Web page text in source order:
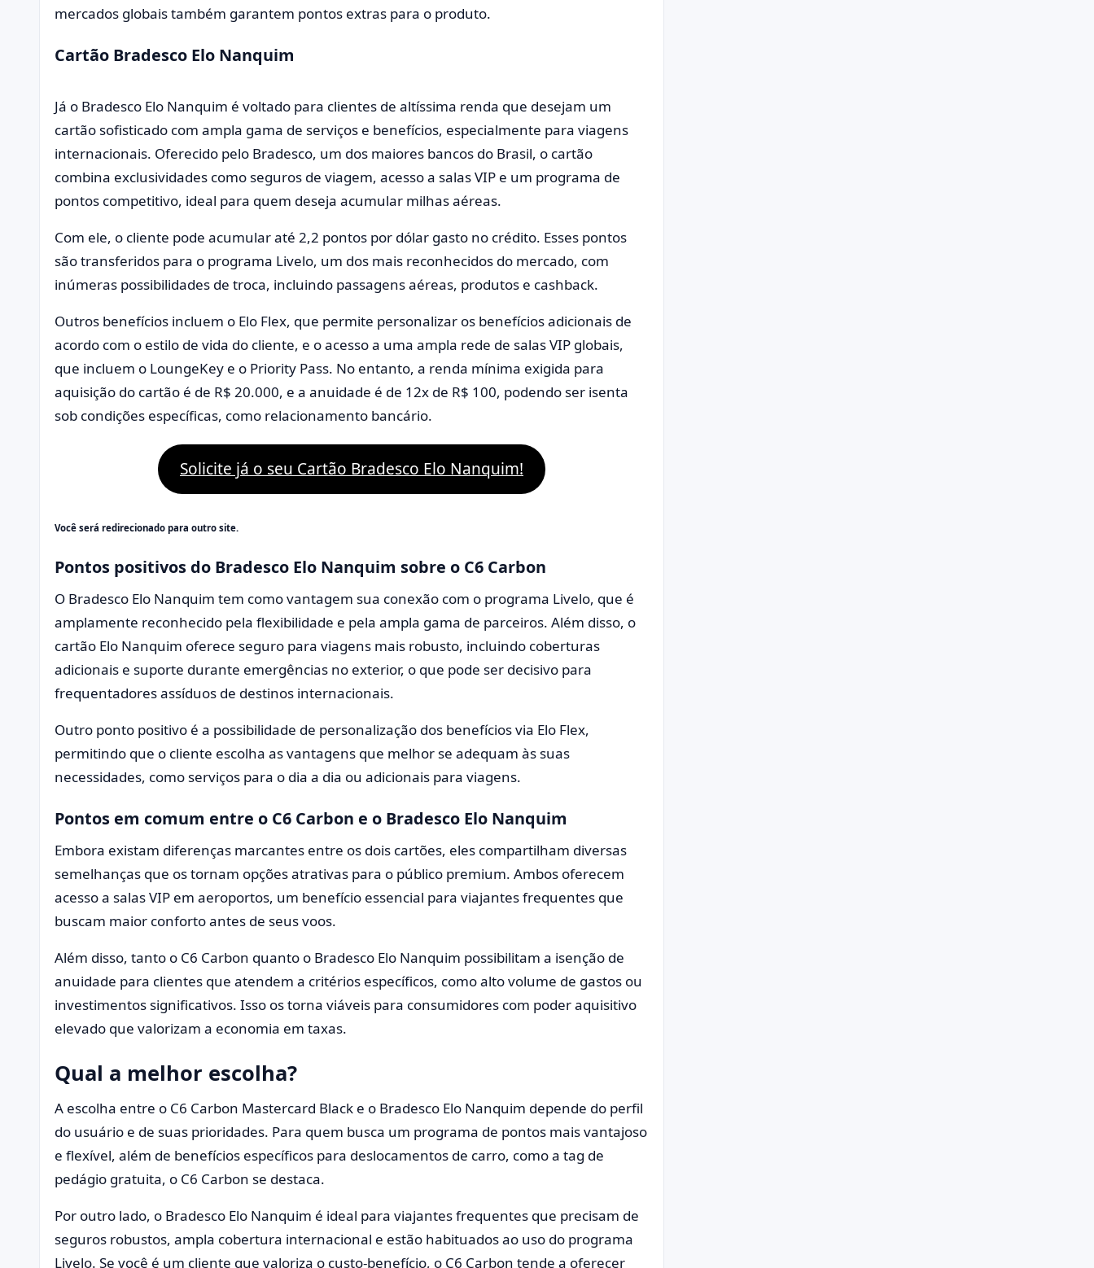
mercados globais também garantem pontos extras para o produto.
Cartão Bradesco Elo Nanquim
Já o Bradesco Elo Nanquim é voltado para clientes de altíssima renda que desejam um
cartão sofisticado com ampla gama de serviços e benefícios, especialmente para viagens
internacionais. Oferecido pelo Bradesco, um dos maiores bancos do Brasil, o cartão
combina exclusividades como seguros de viagem, acesso a salas VIP e um programa de
pontos competitivo, ideal para quem deseja acumular milhas aéreas.
Com ele, o cliente pode acumular até 2,2 pontos por dólar gasto no crédito. Esses pontos
são transferidos para o programa Livelo, um dos mais reconhecidos do mercado, com
inúmeras possibilidades de troca, incluindo passagens aéreas, produtos e cashback.
Outros benefícios incluem o Elo Flex, que permite personalizar os benefícios adicionais de
acordo com o estilo de vida do cliente, e o acesso a uma ampla rede de salas VIP globais,
que incluem o LoungeKey e o Priority Pass. No entanto, a renda mínima exigida para
aquisição do cartão é de R$ 20.000, e a anuidade é de 12x de R$ 100, podendo ser isenta
sob condições específicas, como relacionamento bancário.
Solicite já o seu Cartão Bradesco Elo Nanquim!
Você será redirecionado para outro site.
Pontos positivos do Bradesco Elo Nanquim sobre o C6 Carbon
O Bradesco Elo Nanquim tem como vantagem sua conexão com o programa Livelo, que é
amplamente reconhecido pela flexibilidade e pela ampla gama de parceiros. Além disso, o
cartão Elo Nanquim oferece seguro para viagens mais robusto, incluindo coberturas
adicionais e suporte durante emergências no exterior, o que pode ser decisivo para
frequentadores assíduos de destinos internacionais.
Outro ponto positivo é a possibilidade de personalização dos benefícios via Elo Flex,
permitindo que o cliente escolha as vantagens que melhor se adequam às suas
necessidades, como serviços para o dia a dia ou adicionais para viagens.
Pontos em comum entre o C6 Carbon e o Bradesco Elo Nanquim
Embora existam diferenças marcantes entre os dois cartões, eles compartilham diversas
semelhanças que os tornam opções atrativas para o público premium. Ambos oferecem
acesso a salas VIP em aeroportos, um benefício essencial para viajantes frequentes que
buscam maior conforto antes de seus voos.
Além disso, tanto o C6 Carbon quanto o Bradesco Elo Nanquim possibilitam a isenção de
anuidade para clientes que atendem a critérios específicos, como alto volume de gastos ou
investimentos significativos. Isso os torna viáveis para consumidores com poder aquisitivo
elevado que valorizam a economia em taxas.
Qual a melhor escolha?
A escolha entre o C6 Carbon Mastercard Black e o Bradesco Elo Nanquim depende do perfil
do usuário e de suas prioridades. Para quem busca um programa de pontos mais vantajoso
e flexível, além de benefícios específicos para deslocamentos de carro, como a tag de
pedágio gratuita, o C6 Carbon se destaca.
Por outro lado, o Bradesco Elo Nanquim é ideal para viajantes frequentes que precisam de
seguros robustos, ampla cobertura internacional e estão habituados ao uso do programa
Livelo. Se você é um cliente que valoriza o custo-benefício, o C6 Carbon tende a oferecer